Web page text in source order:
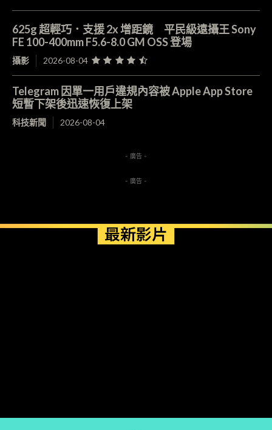
625g 超輕巧．支援 2x 增距鏡 平民級遠攝王 Sony
FE 100-400mm F5.6-8.0 GM OSS 登場
攝影 2026-08-04
Telegram 因單一用戶違規內容被 Apple App Store
短暫下架後迅速恢復上架
科技新聞 2026-08-04
- 廣告 -
- 廣告 -
最新影片